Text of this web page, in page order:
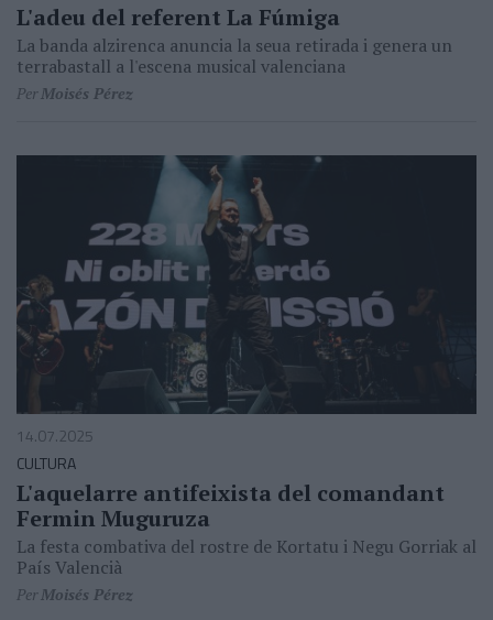
L'adeu del referent La Fúmiga
La banda alzirenca anuncia la seua retirada i genera un
terrabastall a l'escena musical valenciana
PerMoisés Pérez
14.07.2025
CULTURA
L'aquelarre antifeixista del comandant
Fermin Muguruza
La festa combativa del rostre de Kortatu i Negu Gorriak al
País Valencià
PerMoisés Pérez